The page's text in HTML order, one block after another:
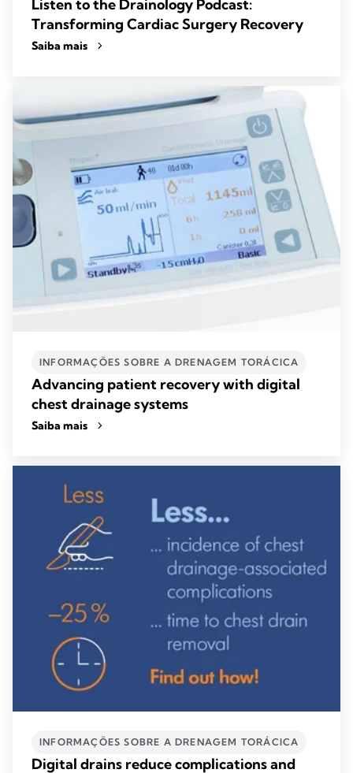
Listen to the Drainology Podcast:
Transforming Cardiac Surgery Recovery
Saiba mais
INFORMAÇÕES SOBRE A DRENAGEM TORÁCICA
Advancing patient recovery with digital
chest drainage systems
Saiba mais
INFORMAÇÕES SOBRE A DRENAGEM TORÁCICA
Digital drains reduce complications and